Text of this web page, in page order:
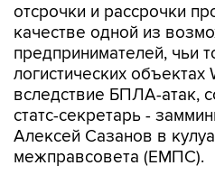
отсрочки и рассрочки
качестве одной из
предпринимателей, чьи
логистических объектах
вследствие БПЛА-атак,
статс-секретарь -
Алексей Сазанов в
межправсовета (ЕМПС).